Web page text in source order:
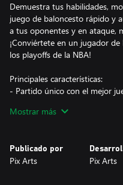
Demuestra tus habilidades,
juego de baloncesto rápido y
a tus oponentes y en ataque,
¡Conviértete en un jugador
los playoffs de la NBA!
Principales características:
- Partido único con el mejor
- Juegos de 2 jugadores
- Sonidos ambientales de los
Mostrar más
Publicado por
Pix Arts Pix Arts